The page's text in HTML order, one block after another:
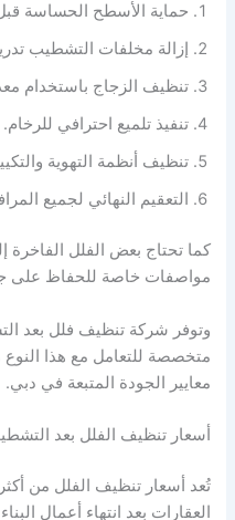
حماية الأسطح الحساسة
إزالة مخلفات التشطيب
تنظيف الزجاج باستخدام
تنفيذ تلميع احترافي للرخام.
تنظيف أنظمة التهوية
التعقيم النهائي لجميع
كما تحتاج بعض الفلل
مواصفات خاصة للحفاظ على
وتوفر شركة تنظيف فلل بعد
متخصصة للتعامل مع هذا
معايير الجودة المتبعة في دبي.
أسعار تنظيف الفلل بعد
تُعد أسعار تنظيف الفلل من
العقارات بعد انتهاء أعمال